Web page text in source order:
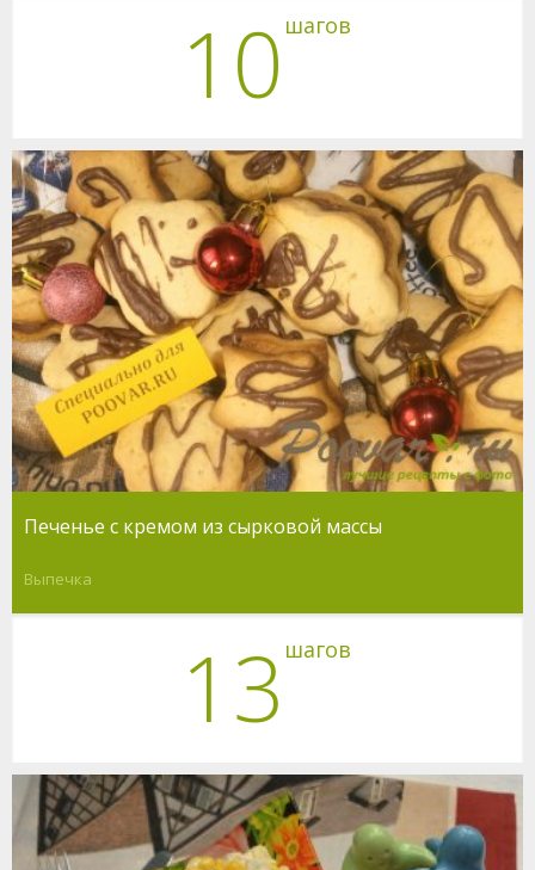
10 шагов
Печенье с кремом из сырковой массы
Выпечка
13 шагов